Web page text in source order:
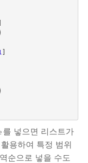
]
를 넣으면 리스트가
용하여 특정 범위
순으로 넣을 수도